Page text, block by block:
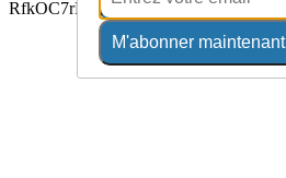
M'abonner maintenant